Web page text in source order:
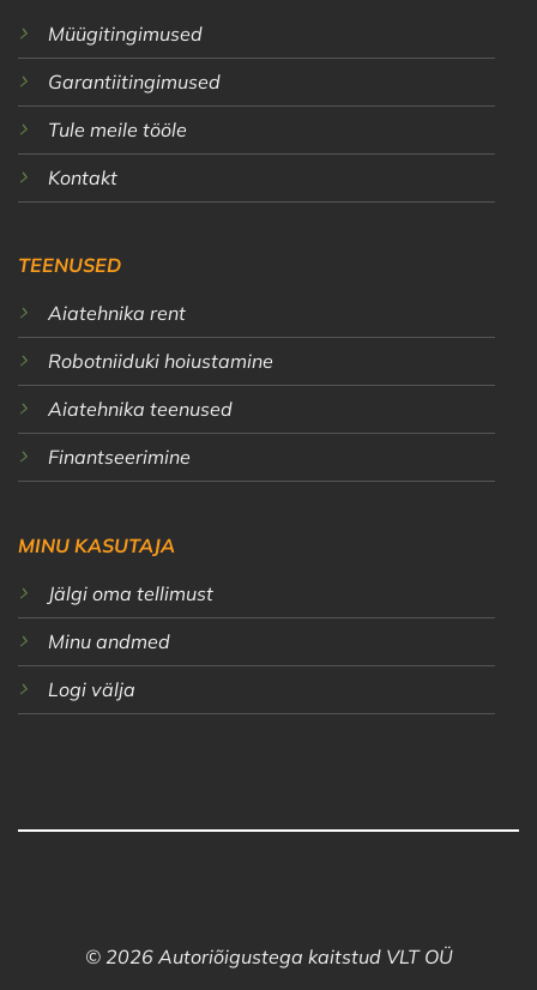
Müügitingimused
Garantiitingimused
Tule meile tööle
Kontakt
TEENUSED
Aiatehnika rent
Robotniiduki hoiustamine
Aiatehnika teenused
Finantseerimine
MINU KASUTAJA
Jälgi oma tellimust
Minu andmed
Logi välja
© 2026 Autoriõigustega kaitstud VLT OÜ